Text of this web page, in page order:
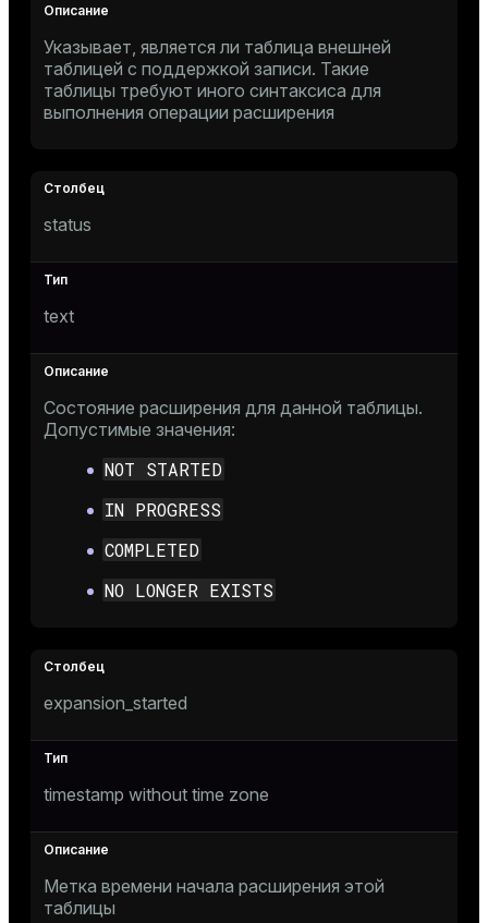
Указывает, является ли таблица внешней
таблицей с поддержкой записи. Такие
таблицы требуют иного синтаксиса для
выполнения операции расширения
status
text
Состояние расширения для данной таблицы.
Допустимые значения:
NOT STARTED
IN PROGRESS
COMPLETED
NO LONGER EXISTS
expansion_started
timestamp without time zone
Метка времени начала расширения этой
таблицы